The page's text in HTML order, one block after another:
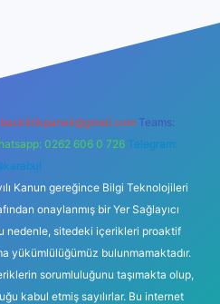
backlinkpaneli@gmail.com Teams:
0262 606 0 726 Telegram:
Kanun gereğince Bilgi Teknolojileri
onaylanmış bir Yer Sağlayıcı
nedenle, sitedeki içerikleri proaktif
yükümlülüğümüz bulunmamaktadır.
sorumluluğunu taşımakta olup,
kabul etmiş sayılırlar. Bu internet